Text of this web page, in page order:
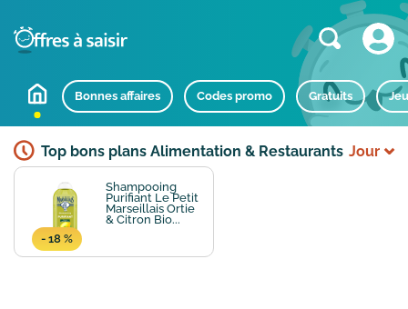
Bonnes affaires Codes promo Gratuits
Top bons plans Alimentation & Restaurants Jour
Shampooing
Purifiant Le Petit
Marseillais Ortie
& Citron Bio...
- 18 %